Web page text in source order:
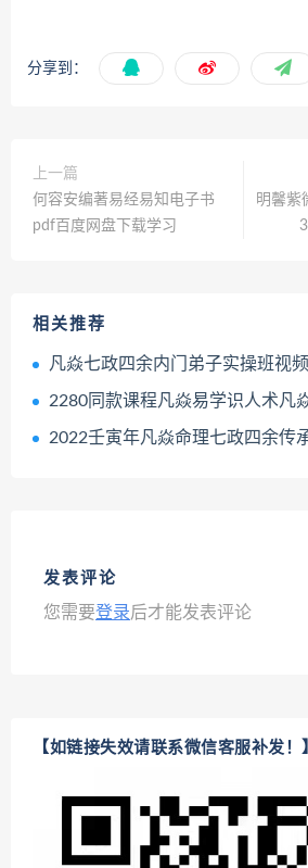
分享到：
上一篇
何容安编著易经易知电子书
pdf百度网盘下载学习
明馨紫
相关推荐
凡焱七政四余内门弟子实操班视频课程
2280同款课程凡焱易学识人术凡焱老师识人正式课看人
2022壬寅年凡焱命理七政四余传承课视频课
发表评论
您需要登录后才能发表评论
【如链接失效请联系微信客服补发！